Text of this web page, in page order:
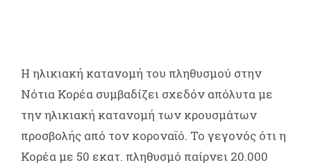
Η ηλικιακή κατανομή του πληθυσμού στην
Νότια Κορέα συμβαδίζει σχεδόν απόλυτα με
την ηλικιακή κατανομή των κρουσμάτων
προσβολής από τον κοροναϊό. Το γεγονός ότι η
Κορέα με 50 εκατ. πληθυσμό παίρνει 20.000